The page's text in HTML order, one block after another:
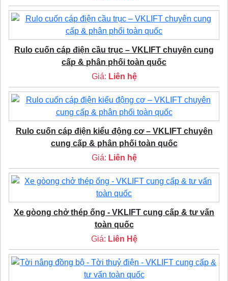
Rulo cuốn cáp điện cầu trục – VKLIFT chuyên cung
cấp & phân phối toàn quốc
Giá: Liên hệ
Rulo cuốn cáp điện kiểu động cơ – VKLIFT chuyên
cung cấp & phân phối toàn quốc
Giá: Liên hệ
Xe gòong chở thép ống - VKLIFT cung cấp & tư vấn
toàn quốc
Giá: Liên Hệ